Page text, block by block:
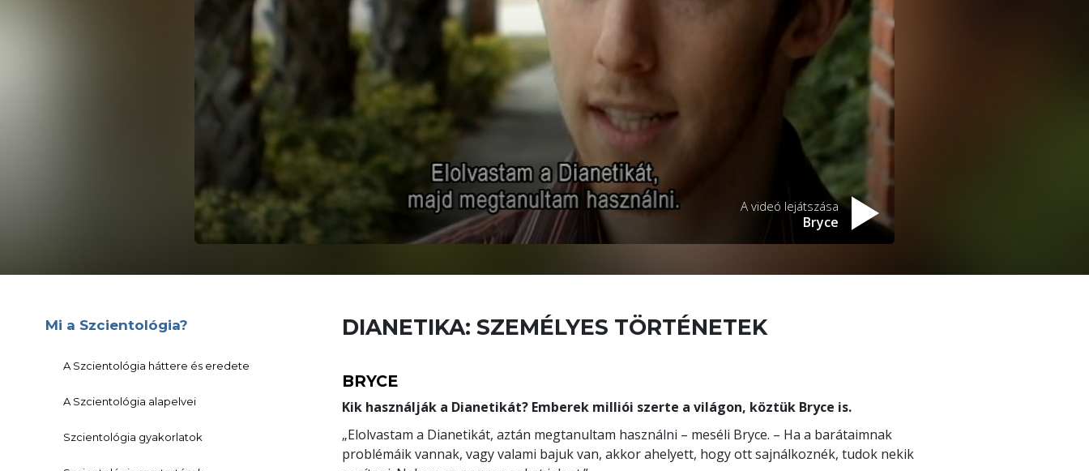
A videó lejátszása
Bryce
DIANETIKA: SZEMÉLYES TÖRTÉNETEK
BRYCE
Kik használják a Dianetikát? Emberek milliói szerte a világon, köztük Bryce is.
„Elolvastam a Dianetikát, aztán megtanultam használni – meséli Bryce. – Ha a barátaimnak
problémáik vannak, vagy valami bajuk van, akkor ahelyett, hogy ott sajnálkoznék, tudok nekik
Mi a Szcientológia?
A Szcientológia háttere és eredete
A Szcientológia alapelvei
Szcientológia gyakorlatok